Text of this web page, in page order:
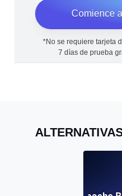
Comience
*No se requiere tarjeta
7 días de prueba